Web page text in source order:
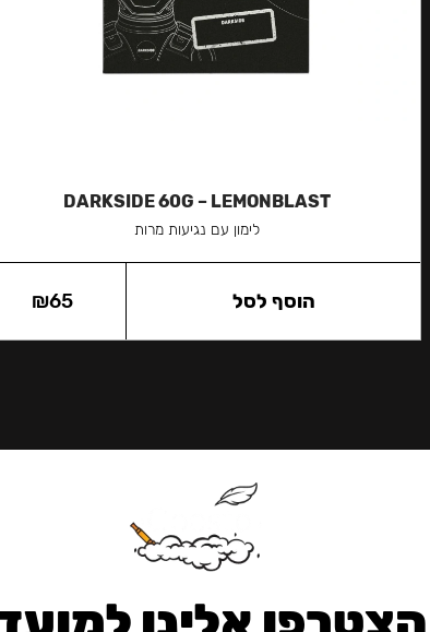
DARKSIDE 60G – LEMONBLAST
לימון עם נגיעות מרות
₪65 הוסף לסל